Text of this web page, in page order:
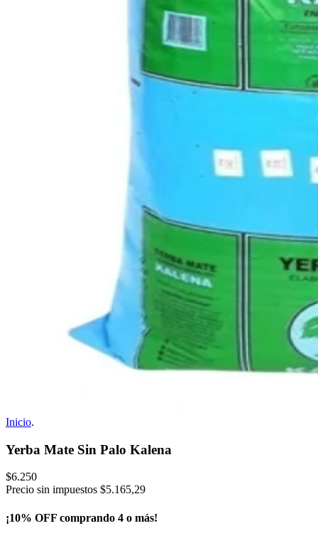
Inicio.
Yerba Mate Sin Palo Kalena
$6.250
Precio sin impuestos $5.165,29
¡10% OFF comprando 4 o más!